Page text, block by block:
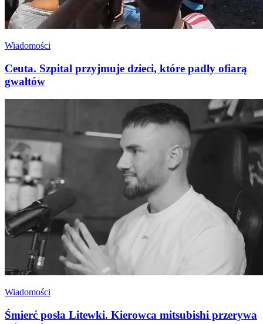
Wiadomości
Ceuta. Szpital przyjmuje dzieci, które padły ofiarą
gwałtów
Wiadomości
Śmierć posła Litewki. Kierowca mitsubishi przerywa